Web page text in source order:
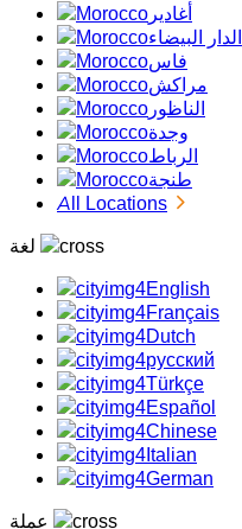
أغادير
الدار البيضاء
فاس
مراكش
الناظور
وجدة
الرباط
طنجة
All Locations
English
Français
Dutch
русский
Türkçe
Español
Chinese
Italian
German